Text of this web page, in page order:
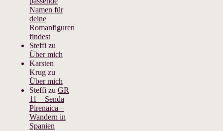
Namen für
deine
Romanfiguren
findest
Steffi zu
Über mich
Karsten
Krugzu
Über mich
Steffi zu GR
11 – Senda
Pirenaica –
Wandern in
Spanien